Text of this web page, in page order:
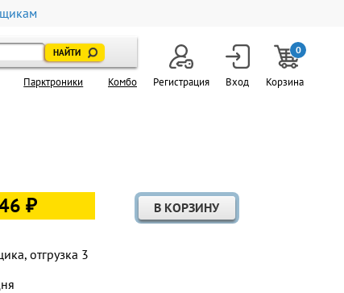
Парктроники Комбо Регистрация Вход
0
Корзина
₽
отгрузка 3